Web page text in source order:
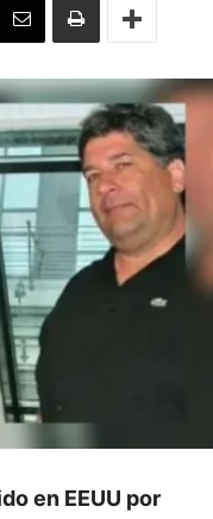
en EEUU por